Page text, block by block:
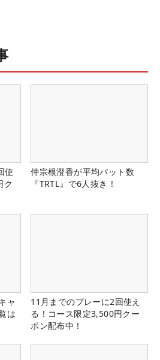
使
ク
仲宗根澄香が平均パット数
『TRTL』で6人抜き！
ャ
は
11月までのプレーに2回使え
る！コース限定3,500円クー
ポン配布中！